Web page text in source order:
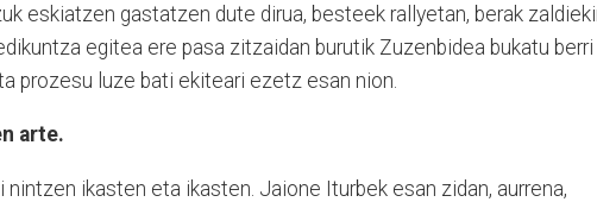
eskiatzen gastatzen dute dirua, besteek rallyetan, berak
egitea ere pasa zitzaidan burutik Zuzenbidea bukatu berri
prozesu luze bati ekiteari ezetz esan nion.
arte.
nintzen ikasten eta ikasten. Jaione Iturbek esan zidan, aurrena,